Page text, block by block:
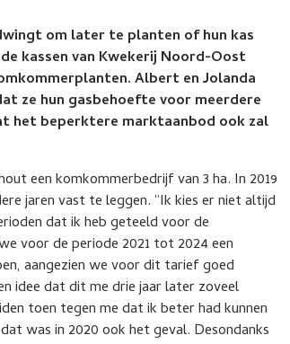
om later te planten of hun kas
kassen van Kwekerij Noord-Oost
Albert en Jolanda
ze hun gasbehoefte voor meerdere
het beperktere marktaanbod ook zal
een komkommerbedrijf van 3 ha. In 2019
jaren vast te leggen. “Ik kies er niet altijd
dat ik heb geteeld voor de
voor de periode 2021 tot 2024 een
aangezien we voor dit tarief goed
idee dat dit me drie jaar later zoveel
toen tegen me dat ik beter had kunnen
was in 2020 ook het geval. Desondanks